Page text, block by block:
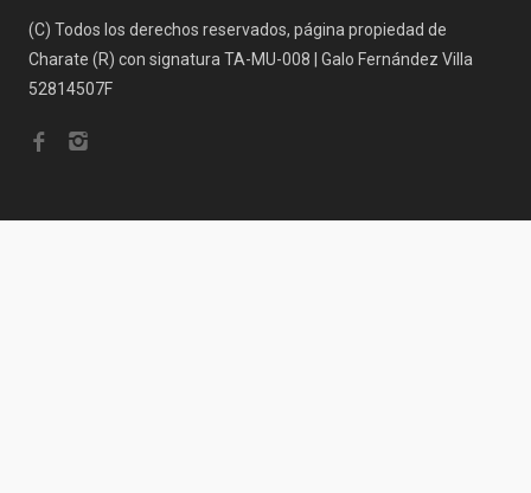
(C) Todos los derechos reservados, página propiedad de
Charate (R) con signatura TA-MU-008 | Galo Fernández Villa
52814507F